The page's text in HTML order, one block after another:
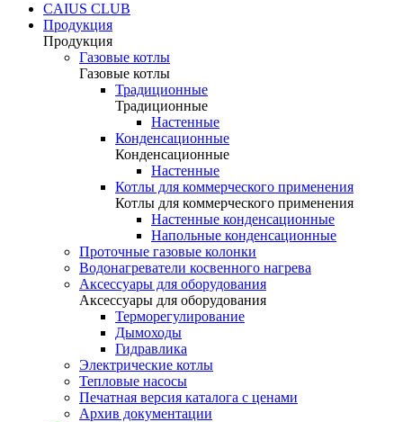
CAIUS CLUB
Продукция
Продукция
Газовые котлы
Газовые котлы
Традиционные
Традиционные
Настенные
Конденсационные
Конденсационные
Настенные
Котлы для коммерческого применения
Котлы для коммерческого применения
Настенные конденсационные
Напольные конденсационные
Проточные газовые колонки
Водонагреватели косвенного нагрева
Аксессуары для оборудования
Аксессуары для оборудования
Терморегулирование
Дымоходы
Гидравлика
Электрические котлы
Тепловые насосы
Печатная версия каталога с ценами
Архив документации